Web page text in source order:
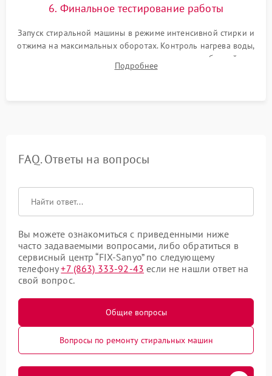
6. Финальное тестирование работы
Запуск стиральной машины в режиме интенсивной стирки и
отжима на максимальных оборотах. Контроль нагрева воды,
корректности слива, отсутствия излишних вибраций,
посторонних стуков и протечек под корпусом.
Подробнее
FAQ. Ответы на вопросы
Вы можете ознакомиться с приведенными ниже
часто задаваемыми вопросами, либо обратиться в
сервисный центр “FIX-Sanyo” по следующему
телефону+7 (863) 333-92-43 если не нашли ответ на
свой вопрос.
Общие вопросы
Вопросы по ремонту стиральных машин